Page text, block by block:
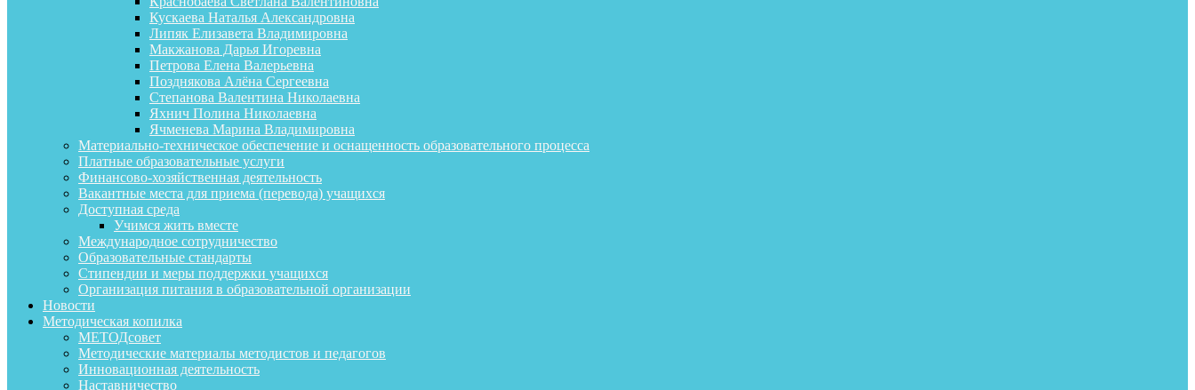
Кускаева Наталья Александровна
Липяк Елизавета Владимировна
Макжанова Дарья Игоревна
Петрова Елена Валерьевна
Позднякова Алёна Сергеевна
Степанова Валентина Николаевна
Яхнич Полина Николаевна
Ячменева Марина Владимировна
Материально-техническое обеспечение и оснащенность образовательного процесса
Платные образовательные услуги
Финансово-хозяйственная деятельность
Вакантные места для приема (перевода) учащихся
Доступная среда
Учимся жить вместе
Международное сотрудничество
Образовательные стандарты
Стипендии и меры поддержки учащихся
Организация питания в образовательной организации
Новости
Методическая копилка
МЕТОДсовет
Методические материалы методистов и педагогов
Инновационная деятельность
Наставничество